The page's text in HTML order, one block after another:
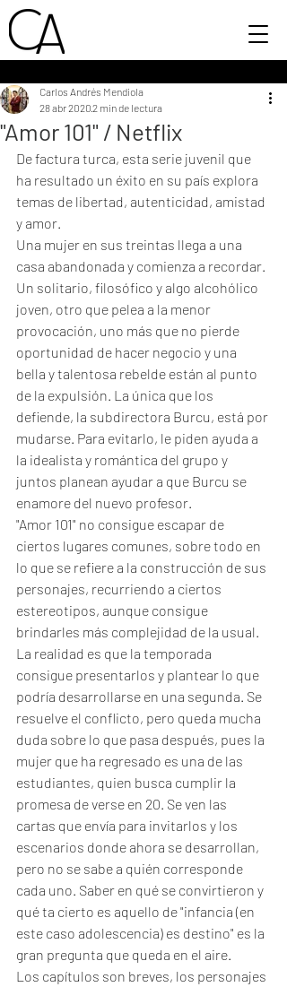
"Amor 101" / Netflix
Carlos Andrés Mendiola
28 abr 20202 min de lectura
De factura turca, esta serie juvenil que
ha resultado un éxito en su país explora
temas de libertad, autenticidad, amistad
y amor.
Una mujer en sus treintas llega a una
casa abandonada y comienza a recordar.
Un solitario, filosófico y algo alcohólico
joven, otro que pelea a la menor
provocación, uno más que no pierde
oportunidad de hacer negocio y una
bella y talentosa rebelde están al punto
de la expulsión. La única que los
defiende, la subdirectora Burcu, está por
mudarse. Para evitarlo, le piden ayuda a
la idealista y romántica del grupo y
juntos planean ayudar a que Burcu se
enamore del nuevo profesor.
"Amor 101" no consigue escapar de
ciertos lugares comunes, sobre todo en
lo que se refiere a la construcción de sus
personajes, recurriendo a ciertos
estereotipos, aunque consigue
brindarles más complejidad de la usual.
La realidad es que la temporada
consigue presentarlos y plantear lo que
podría desarrollarse en una segunda. Se
resuelve el conflicto, pero queda mucha
duda sobre lo que pasa después, pues la
mujer que ha regresado es una de las
estudiantes, quien busca cumplir la
promesa de verse en 20. Se ven las
cartas que envía para invitarlos y los
escenarios donde ahora se desarrollan,
pero no se sabe a quién corresponde
cada uno. Saber en qué se convirtieron y
qué ta cierto es aquello de "infancia (en
este caso adolescencia) es destino" es la
gran pregunta que queda en el aire.
Los capítulos son breves, los personajes